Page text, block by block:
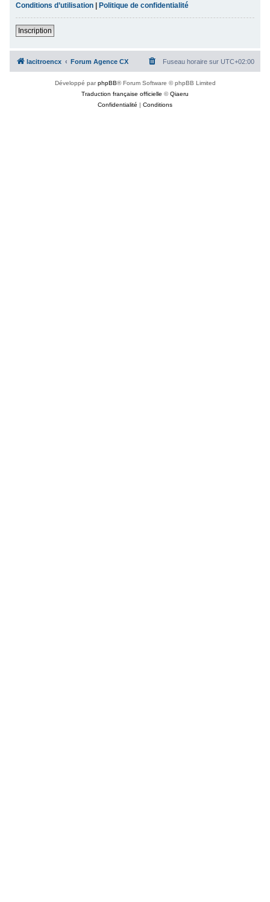
Conditions d’utilisation |Politique de confidentialité
Inscription
lacitroencx Forum Agence CX Fuseau horaire sur UTC+02:00
Développé parphpBB® Forum Software © phpBB Limited
Traduction française officielle ©Qiaeru
Confidentialité | Conditions